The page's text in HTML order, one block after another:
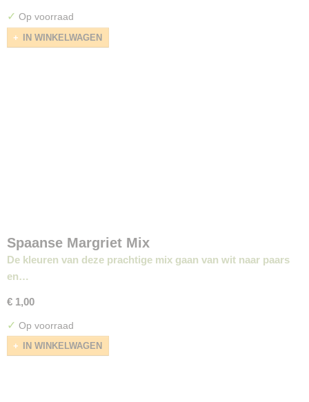
✓ Op voorraad
IN WINKELWAGEN
Spaanse Margriet Mix
De kleuren van deze prachtige mix gaan van wit naar paars
en…
€ 1,00
✓ Op voorraad
IN WINKELWAGEN